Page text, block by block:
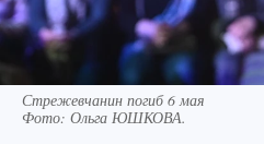
Стрежевчанин погиб 6 мая
Фото: Ольга ЮШКОВА.